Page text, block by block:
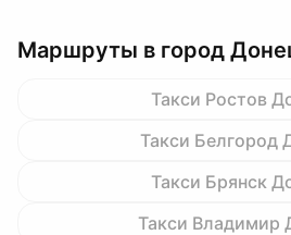
Маршруты в город
Такси Ростов
Такси Белгород
Такси Брянск
Такси Владимир